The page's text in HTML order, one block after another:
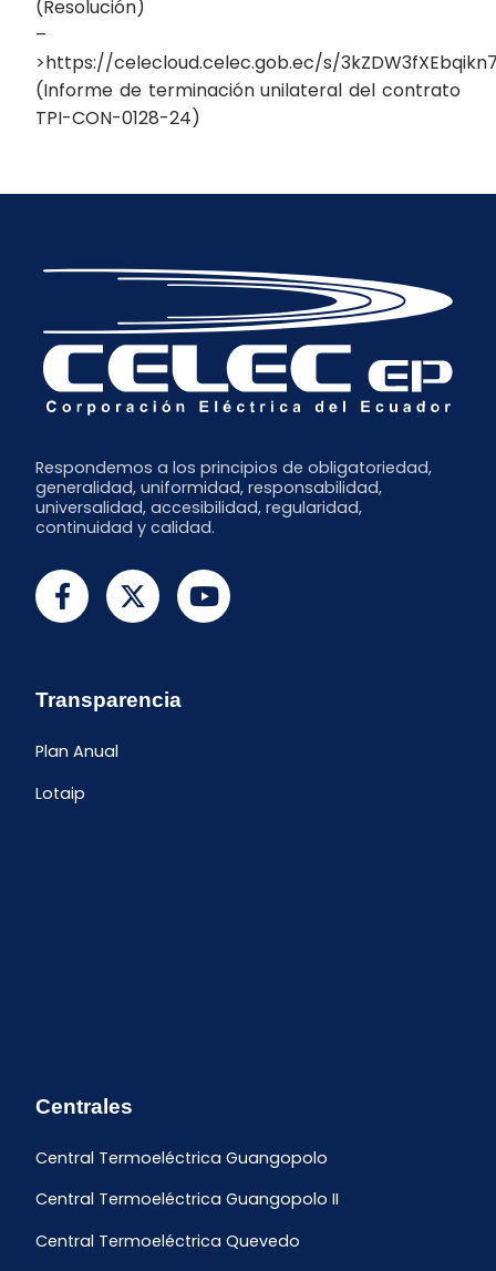
(Resolución)
–
>https://celecloud.celec.gob.ec/s/
(Informe de terminación unilateral del contrato
TPI-CON-0128-24)
Respondemos a los principios de obligatoriedad,
generalidad, uniformidad, responsabilidad,
universalidad, accesibilidad, regularidad,
continuidad y calidad.
Transparencia
Plan Anual
Lotaip
Centrales
Central Termoeléctrica Guangopolo
Central Termoeléctrica Guangopolo II
Central Termoeléctrica Quevedo